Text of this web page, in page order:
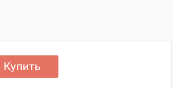
Купить